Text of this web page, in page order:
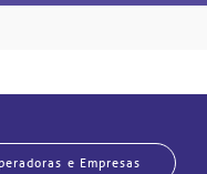
e Empresas